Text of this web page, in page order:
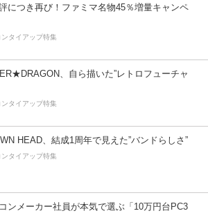
につき再び！ファミマ名物45％増量キャンペ
ンタイアップ特集
、自ら描いた”レトロフューチャ
ンタイアップ特集
HEAD、結成1周年で見えた”バンドらしさ”
ンタイアップ特集
ンメーカー社員が本気で選ぶ「10万円台PC3